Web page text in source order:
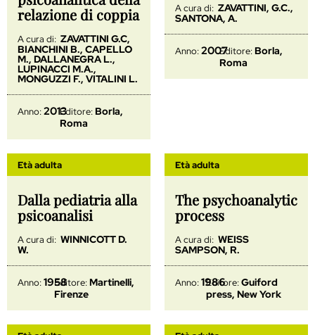
relazione di coppia
A cura di: ZAVATTINI G.C,
BIANCHINI B., CAPELLO
M., DALLANEGRA L.,
LUPINACCI M.A.,
MONGUZZI F., VITALINI L.
Anno:2013Editore:Borla,
Roma
A cura di: ZAVATTINI, G.C.,
SANTONA, A.
Anno:2007Editore:Borla,
Roma
Età adulta
Dalla pediatria alla
psicoanalisi
A cura di: WINNICOTT D.
W.
Anno:1958Editore:Martinelli,
Firenze
Età adulta
The psychoanalytic
process
A cura di: WEISS
SAMPSON, R.
Anno:1986
Editore:Guiford
press, New York